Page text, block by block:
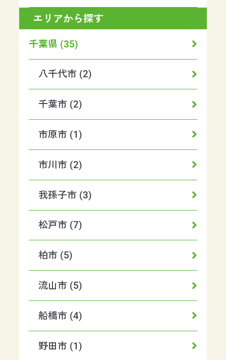
エリアから探す
千葉県 (35)
八千代市 (2)
千葉市 (2)
市原市 (1)
市川市 (2)
我孫子市 (3)
松戸市 (7)
柏市 (5)
流山市 (5)
船橋市 (4)
野田市 (1)